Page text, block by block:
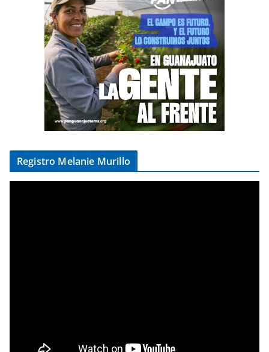
Registro Melanie Murillo